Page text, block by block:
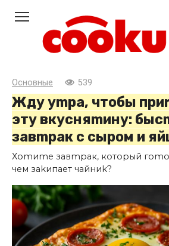
контенту
Основные 539
Жду уmра, чтобы
эту вкусняmину:
завmрак с сыром и
Хоmиmе завmрак, который
чем заkипает чайниk?